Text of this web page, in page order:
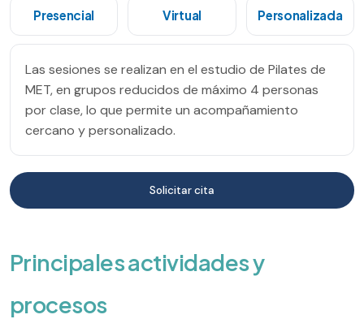
Presencial Virtual Personalizada
Las sesiones se realizan en el estudio de Pilates de
MET, en grupos reducidos de máximo 4 personas
por clase, lo que permite un acompañamiento
cercano y personalizado.
Solicitar cita
Principales actividades y
procesos